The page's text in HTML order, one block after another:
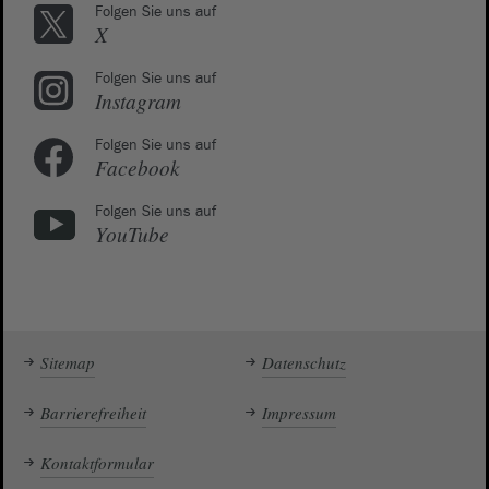
Folgen Sie uns auf
X
Folgen Sie uns auf
Instagram
Folgen Sie uns auf
Facebook
Folgen Sie uns auf
YouTube
Sitemap Datenschutz
Barrierefreiheit Impressum
Kontaktformular